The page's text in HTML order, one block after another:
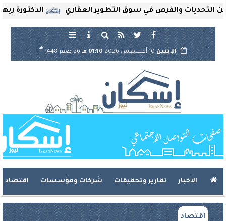
الدكتورة ريهام والفرص في سوق التطوير العقاري
الإثنين10 أغسطس 2026 01:10 مـ 26 صفر 1448
هـ
الأخبار تقارير وتحقيقات شركات ومؤسسات اقتصاد
اقتصاد